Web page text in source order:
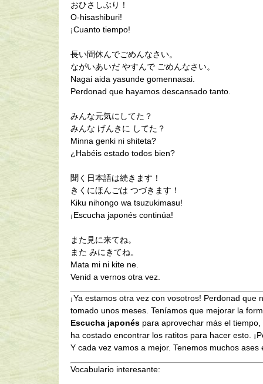
おひさしぶり！
O-hisashiburi!
¡Cuanto tiempo!
長い間休んでごめんなさい。
ながいあいだ やすんで ごめんなさい。
Nagai aida yasunde gomennasai.
Perdonad que hayamos descansado tanto.
みんな元気にしてた？
みんな げんきに してた？
Minna genki ni shiteta?
¿Habéis estado todos bien?
聞く日本語は続きます！
きくにほんごは つづきます！
Kiku nihongo wa tsuzukimasu!
¡Escucha japonés continúa!
また見に来てね。
また みにきてね。
Mata mi ni kite ne.
Venid a vernos otra vez.
¡Ya estamos otra vez con vosotros! Perdonad que
tomado unos meses. Teníamos que mejorar la
Escucha japonés para aprovechar más el tiempo,
ha costado encontrar los ratitos para hacer esto.
Y cada vez vamos a mejor. Tenemos muchos ases
Vocabulario interesante: